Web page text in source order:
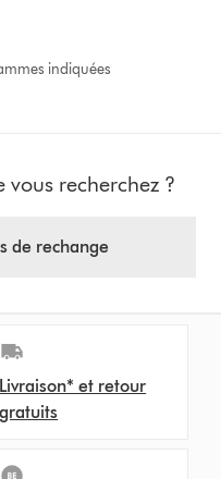
indiquées
vous recherchez ?
de rechange
Livraison* et retour
gratuits